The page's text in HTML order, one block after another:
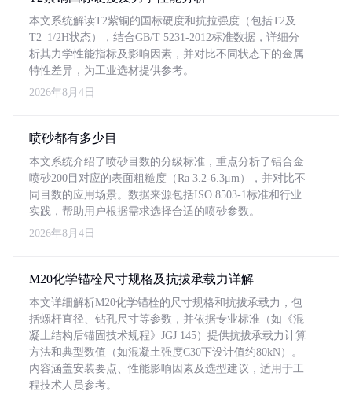
本文系统解读T2紫铜的国标硬度和抗拉强度（包括T2及
T2_1/2H状态），结合GB/T 5231-2012标准数据，详细分
析其力学性能指标及影响因素，并对比不同状态下的金属
特性差异，为工业选材提供参考。
2026年8月4日
喷砂都有多少目
本文系统介绍了喷砂目数的分级标准，重点分析了铝合金
喷砂200目对应的表面粗糙度（Ra 3.2-6.3μm），并对比不
同目数的应用场景。数据来源包括ISO 8503-1标准和行业
实践，帮助用户根据需求选择合适的喷砂参数。
2026年8月4日
M20化学锚栓尺寸规格及抗拔承载力详解
本文详细解析M20化学锚栓的尺寸规格和抗拔承载力，包
括螺杆直径、钻孔尺寸等参数，并依据专业标准（如《混
凝土结构后锚固技术规程》JGJ 145）提供抗拔承载力计算
方法和典型数值（如混凝土强度C30下设计值约80kN）。
内容涵盖安装要点、性能影响因素及选型建议，适用于工
程技术人员参考。